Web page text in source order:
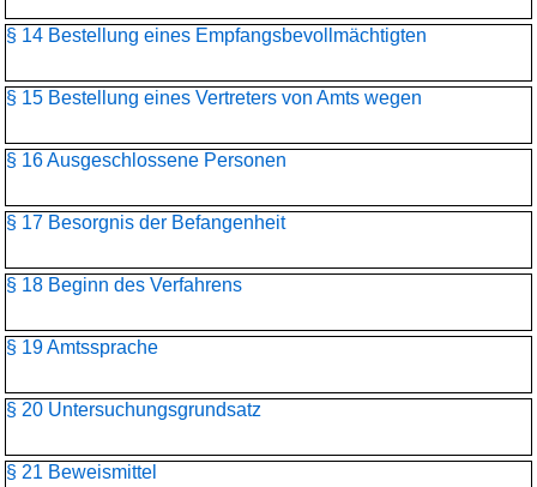
§ 14 Bestellung eines Empfangsbevollmächtigten
§ 15 Bestellung eines Vertreters von Amts wegen
§ 16 Ausgeschlossene Personen
§ 17 Besorgnis der Befangenheit
§ 18 Beginn des Verfahrens
§ 19 Amtssprache
§ 20 Untersuchungsgrundsatz
§ 21 Beweismittel